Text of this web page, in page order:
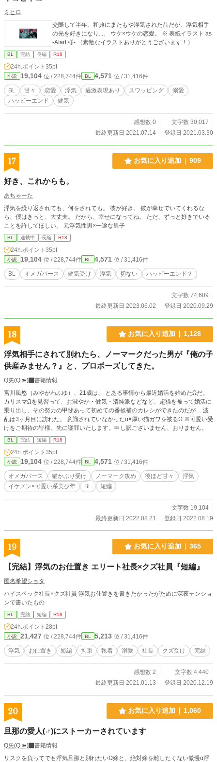
ミヒロ
交際して半年、和典にまたもや浮気された晶だが、浮気相手
の光を好きになり...。 ウケ×ウケの恋愛。 ※ 表紙イラスト as
-AIart 様- （素敵なイラストありがとうございます！）
BL 完結 長編 R18
24h.ポイント 35pt
小説 19,104 位 / 228,744件 BL 4,571 位 / 31,416件
BL 甘々 恋愛 浮気 過激表現あり スワッピング
溺愛
ハッピーエンド
健気
感想数 0
文字数 30,017
最終更新日 2021.07.14
登録日 2021.03.30
17 お気に入り追加 909
好き、これからも。
あちゃーた
浮気を繰り返されても、何をされても。 彼が好き。 彼が幸せでいてくれるな
ら、僕はきっと、大丈夫。 だから、幸せになってね。 ただ、ずっと好きでいる
ことを許してほしい。 元浮気性男×一途な男子
BL 連載中 長編 R18
24h.ポイント 35pt
小説 19,104 位 / 228,744件 BL 4,571 位 / 31,416件
BL オメガバース 健気受け 浮気 切ない ハッピーエンド？
文字数 74,689
最終更新日 2023.06.02
登録日 2020.09.29
18 お気に入り追加 1,128
浮気相手にされて別れたら、ノーマークだった男が『俺の子
供産みません？』と、プロポーズしてきた。
Q矢(Q.➽)
書籍情報
宮川風悠（みやがわふゆ）、21歳は、 とある事情から最近婚活を始めたΩだ。
カリスマΩを見習って、お淑やか・健気・清純派などなど、超猫を被って婚活に
乗り出し、その努力の甲斐あって初めての番候補のカレシができたのだが… 波
乱は3ヶ月目に訪れた。 意識されていなかったα×厚い猫ガワを被るΩ ※可愛い受
けをご期待の皆様、先に謝罪いたします。申し訳ございません、おりません。
BL 完結 短編 R18
24h.ポイント 35pt
小説 19,104 位 / 228,744件 BL 4,571 位 / 31,416件
オメガバース 猫かぶり受け ノーマーク攻め 後ほど甘々
浮気
イケメン×可愛い系美少年
BL 短編
文字数 19,104
最終更新日 2022.08.21
登録日 2022.08.19
19 お気に入り追加 365
【完結】浮気のお仕置き エリート社長×クズ社員『短編』
匿名希望ショタ
ハイスペック社長×クズ社員 浮気お仕置きを書きたかったがために深夜テンショ
ンで書いたもの
BL 完結 短編 R18
24h.ポイント 28pt
小説 21,427 位 / 228,744件 BL 5,213 位 / 31,416件
浮気 お仕置き 短編 拘束 執着 溺愛 社長 クズ受け 完結
感想数 2
文字数 4,440
最終更新日 2021.01.13
登録日 2020.12.19
20 お気に入り追加 1,060
旦那の愛人(♂)にストーカーされています
Q矢(Q.➽)
書籍情報
リスクを負ってでも浮気旦那と別れたいΩ嫁と、絶対嫁を離したくない傲慢α浮